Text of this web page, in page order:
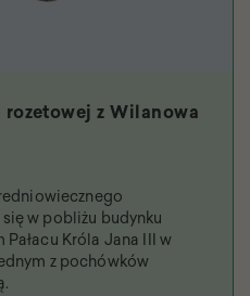
z Wilanowa
w pobliżu budynku
Króla Jana III w
z pochówków